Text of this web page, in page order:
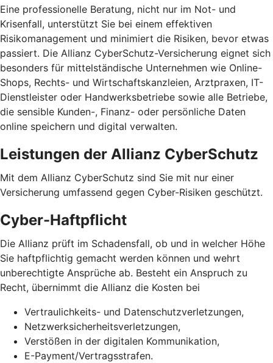
Eine professionelle Beratung, nicht nur im Not- und
Krisenfall, unterstützt Sie bei einem effektiven
Risikomanagement und minimiert die Risiken, bevor etwas
passiert. Die Allianz CyberSchutz-Versicherung eignet sich
besonders für mittelständische Unternehmen wie Online-
Shops, Rechts- und Wirtschaftskanzleien, Arztpraxen, IT-
Dienstleister oder Handwerksbetriebe sowie alle Betriebe,
die sensible Kunden-, Finanz- oder persönliche Daten
online speichern und digital verwalten.
Leistungen der Allianz CyberSchutz
Mit dem Allianz CyberSchutz sind Sie mit nur einer
Versicherung umfassend gegen Cyber-Risiken geschützt.
Cyber-Haftpflicht
Die Allianz prüft im Schadensfall, ob und in welcher Höhe
Sie haftpflichtig gemacht werden können und wehrt
unberechtigte Ansprüche ab. Besteht ein Anspruch zu
Recht, übernimmt die Allianz die Kosten bei
Vertraulichkeits- und Datenschutzverletzungen,
Netzwerksicherheits­verletzungen,
Verstößen in der digitalen Kommunikation,
E-Payment/Vertragsstrafen.